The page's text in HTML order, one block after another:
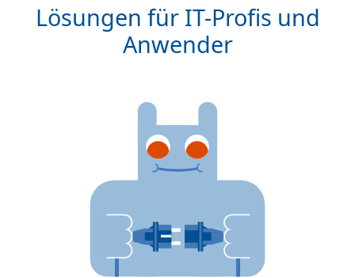
Lösungen für IT-Profis und
Anwender